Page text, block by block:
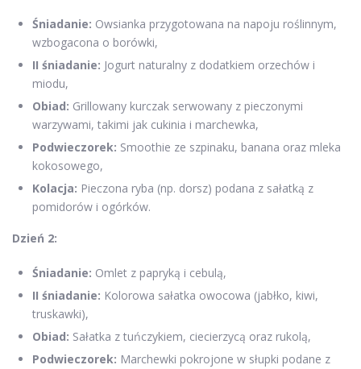
Śniadanie: Owsianka przygotowana na napoju roślinnym,
wzbogacona o borówki,
II śniadanie: Jogurt naturalny z dodatkiem orzechów i
miodu,
Obiad: Grillowany kurczak serwowany z pieczonymi
warzywami, takimi jak cukinia i marchewka,
Podwieczorek: Smoothie ze szpinaku, banana oraz mleka
kokosowego,
Kolacja: Pieczona ryba (np. dorsz) podana z sałatką z
pomidorów i ogórków.
Dzień 2:
Śniadanie: Omlet z papryką i cebulą,
II śniadanie: Kolorowa sałatka owocowa (jabłko, kiwi,
truskawki),
Obiad: Sałatka z tuńczykiem, ciecierzycą oraz rukolą,
Podwieczorek: Marchewki pokrojone w słupki podane z